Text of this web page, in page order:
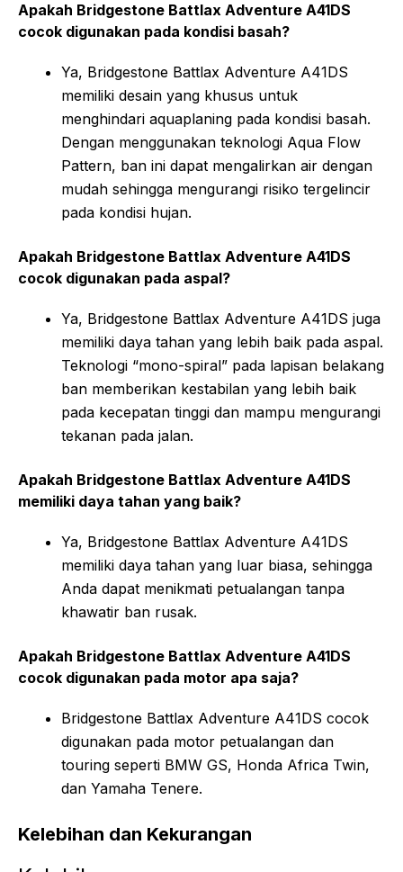
Apakah Bridgestone Battlax Adventure A41DS
cocok digunakan pada kondisi basah?
Ya, Bridgestone Battlax Adventure A41DS
memiliki desain yang khusus untuk
menghindari aquaplaning pada kondisi basah.
Dengan menggunakan teknologi Aqua Flow
Pattern, ban ini dapat mengalirkan air dengan
mudah sehingga mengurangi risiko tergelincir
pada kondisi hujan.
Apakah Bridgestone Battlax Adventure A41DS
cocok digunakan pada aspal?
Ya, Bridgestone Battlax Adventure A41DS juga
memiliki daya tahan yang lebih baik pada aspal.
Teknologi “mono-spiral” pada lapisan belakang
ban memberikan kestabilan yang lebih baik
pada kecepatan tinggi dan mampu mengurangi
tekanan pada jalan.
Apakah Bridgestone Battlax Adventure A41DS
memiliki daya tahan yang baik?
Ya, Bridgestone Battlax Adventure A41DS
memiliki daya tahan yang luar biasa, sehingga
Anda dapat menikmati petualangan tanpa
khawatir ban rusak.
Apakah Bridgestone Battlax Adventure A41DS
cocok digunakan pada motor apa saja?
Bridgestone Battlax Adventure A41DS cocok
digunakan pada motor petualangan dan
touring seperti BMW GS, Honda Africa Twin,
dan Yamaha Tenere.
Kelebihan dan Kekurangan